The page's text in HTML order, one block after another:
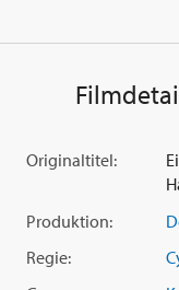
auch sein mag, ein
Harriet morgens im
Originaltitel:
Produktion:
Regie: